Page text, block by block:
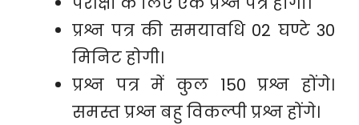
प्रश्न पत्र की समयावधि 02 घण्टे 30
मिनिट होगी।
प्रश्न पत्र में कुल 150 प्रश्न होंगे।
समस्त प्रश्न बहु विकल्पी प्रश्न होंगे।